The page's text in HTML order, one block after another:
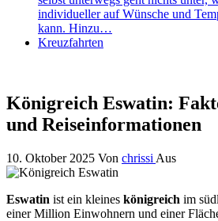
individueller auf Wünsche und
kann. Hinzu…
Kreuzfahrten
Königreich Eswatin:
und Reiseinformationen
10. Oktober 2025 Von chrissi Aus
Eswatin ist ein kleines königreich im
einer Million Einwohnern und einer